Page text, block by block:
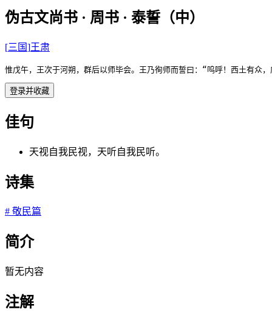
伪古文尚书 · 周书 · 泰誓（中）
[三国]王肃
惟戊午，王次于河朔，群后以师毕会。王乃徇师而誓曰：“呜呼！西土有众
登录并收藏
佳句
天视自我民视，天听自我民听。
诗集
# 敬民篇
简介
暂无内容
注解